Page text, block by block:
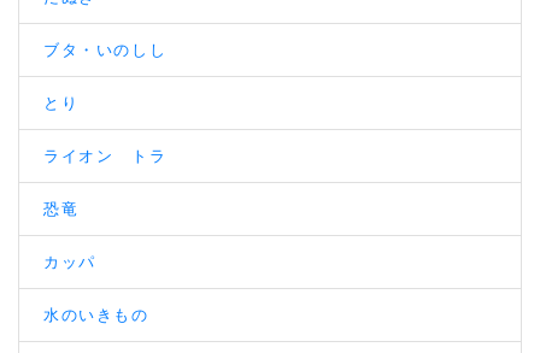
ブタ・いのしし
とり
ライオン トラ
恐竜
カッパ
水のいきもの